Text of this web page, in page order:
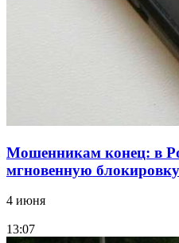
заключены контракты
Мошенникам конец: в
мгновенную
4 июня
13:07